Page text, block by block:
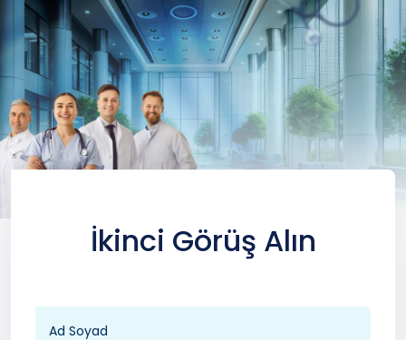
İkinci Görüş Alın